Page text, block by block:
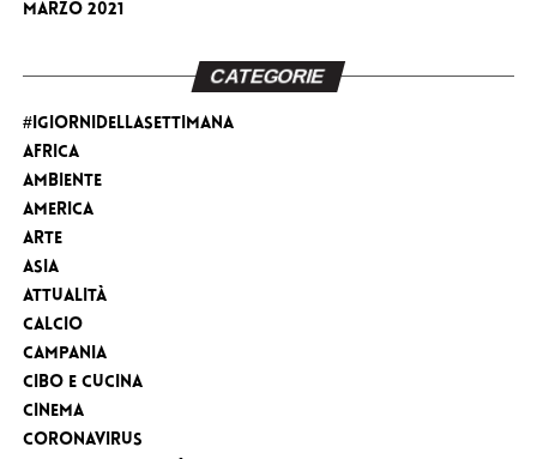
Marzo 2021
CATEGORIE
#iGiorniDellaSettimana
Africa
Ambiente
America
Arte
Asia
Attualità
Calcio
Campania
Cibo e cucina
Cinema
Coronavirus